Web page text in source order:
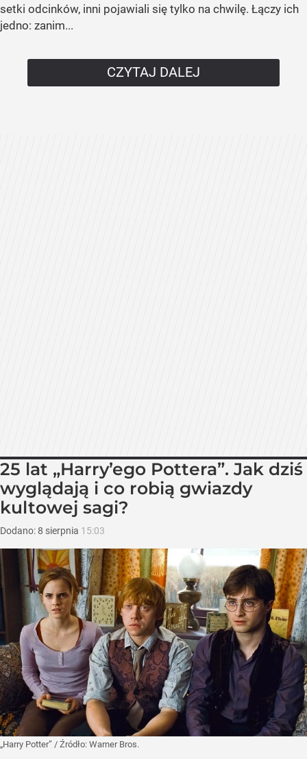
setki odcinków, inni pojawiali się tylko na chwilę. Łączy ich
jedno: zanim...
CZYTAJ DALEJ
25 lat „Harry’ego Pottera”. Jak dziś
wyglądają i co robią gwiazdy
kultowej sagi?
Dodano:8 sierpnia 15:03
„Harry Potter” / Źródło: Warner Bros.